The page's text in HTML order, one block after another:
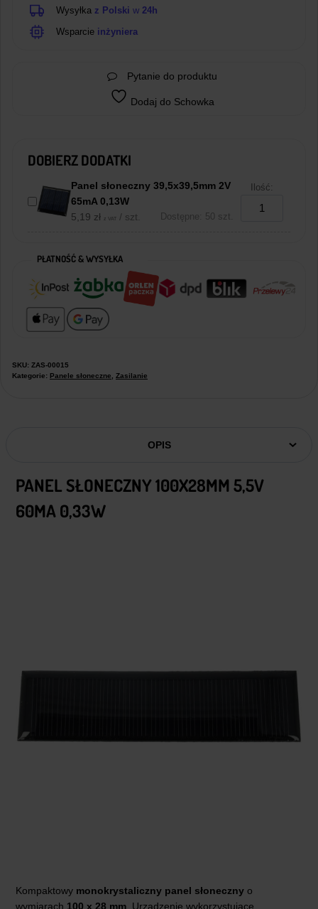
Wysyłka z Polski w 24h
Wsparcie inżyniera
Pytanie do produktu
Dodaj do Schowka
DOBIERZ DODATKI
Panel słoneczny 39,5x39,5mm 2V
65mA 0,13W
5,19 zł z VAT / szt. Dostępne: 50 szt.
Ilość:
PŁATNOŚĆ & WYSYŁKA
SKU: ZAS-00015
Kategorie: Panele słoneczne Zasilanie
OPIS
PANEL SŁONECZNY 100X28MM 5,5V
60MA 0,33W
Kompaktowy monokrystaliczny panel słoneczny o
wymiarach 100 x 28 mm . Urządzenie wykorzystujące